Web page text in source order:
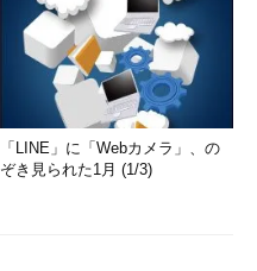
「LINE」に「Webカメラ」、の
ぞき見られた1月 (1/3)